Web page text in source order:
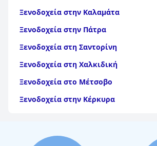
Ξενοδοχεία στην Καλαμάτα
Ξενοδοχεία στην Πάτρα
Ξενοδοχεία στη Σαντορίνη
Ξενοδοχεία στη Χαλκιδική
Ξενοδοχεία στο Μέτσοβο
Ξενοδοχεία στην Κέρκυρα
Ξενοδοχεία στην Αίγινα